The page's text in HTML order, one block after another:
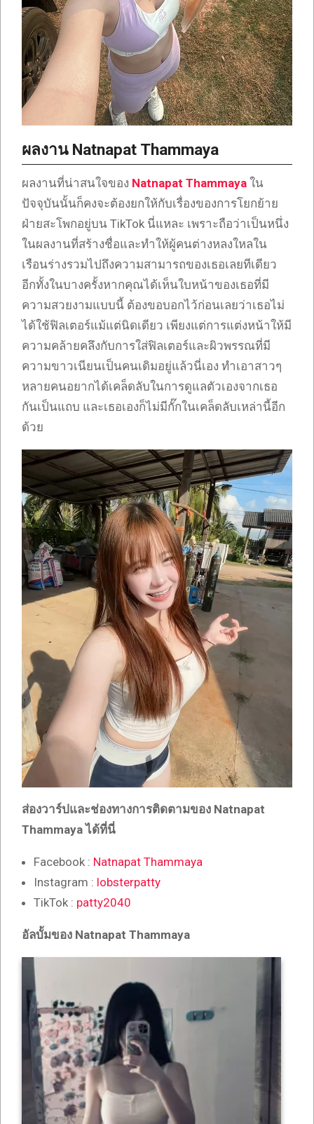
ผลงาน Natnapat Thammaya
ผลงานที่น่าสนใจของ Natnapat Thammaya ใน
ปัจจุบันนั้นก็คงจะต้องยกให้กับเรื่องของการโยกย้าย
ฝ่ายสะโพกอยู่บน TikTok นี่แหละ เพราะถือว่าเป็นหนึ่ง
ในผลงานที่สร้างชื่อและทำให้ผู้คนต่างหลงใหลใน
เรือนร่างรวมไปถึงความสามารถของเธอเลยทีเดียว
อีกทั้งในบางครั้งหากคุณได้เห็นใบหน้าของเธอที่มี
ความสวยงามแบบนี้ ต้องขอบอกไว้ก่อนเลยว่าเธอไม่
ได้ใช้ฟิลเตอร์แม้แต่นิดเดียว เพียงแต่การแต่งหน้าให้มี
ความคล้ายคลึงกับการใส่ฟิลเตอร์และผิวพรรณที่มี
ความขาวเนียนเป็นคนเดิมอยู่แล้วนี่เอง ทำเอาสาวๆ
หลายคนอยากได้เคล็ดลับในการดูแลตัวเองจากเธอ
กันเป็นแถบ และเธอเองก็ไม่มีกั๊กในเคล็ดลับเหล่านี้อีก
ด้วย
ส่องวาร์ปและช่องทางการติดตามของ Natnapat
Thammayaได้ที่นี่
Facebook : Natnapat Thammaya
Instagram : lobsterpatty
TikTok : patty2040
อัลบั้มของ Natnapat Thammaya